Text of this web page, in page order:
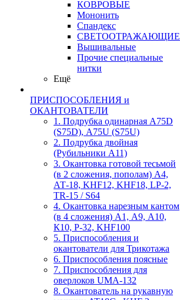
КОВРОВЫЕ
Мононить
Спандекс
СВЕТООТРАЖАЮЩИЕ
Вышивальные
Прочие специальные
нитки
Ещё
ПРИСПОСОБЛЕНИЯ и
ОКАНТОВАТЕЛИ
1. Подрубка одинарная А75D
(S75D), А75U (S75U)
2. Подрубка двойная
(Рубильники А11)
3. Окантовка готовой тесьмой
(в 2 сложения, пополам) А4,
АТ-18, KHF12, KHF18, LP-2,
TR-15 / S64
4. Окантовка нарезным кантом
(в 4 сложения) А1, А9, А10,
К10, Р-32, KHF100
5. Приспособления и
окантователи для Трикотажа
6. Приспособления поясные
7. Приспособления для
оверлоков UMA-132
8. Окантователь на рукавную